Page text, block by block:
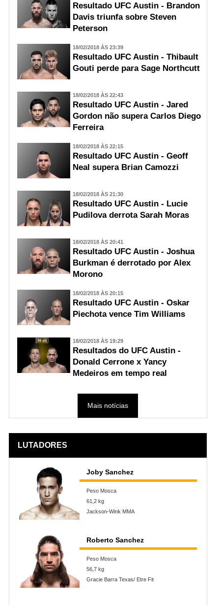
Resultado UFC Austin - Brandon
Davis triunfa sobre Steven
Peterson
18/02/2018 ÀS 23:39
Resultado UFC Austin - Thibault
Gouti perde para Sage Northcutt
18/02/2018 ÀS 22:43
Resultado UFC Austin - Jared
Gordon não supera Carlos Diego
Ferreira
18/02/2018 ÀS 22:15
Resultado UFC Austin - Geoff
Neal supera Brian Camozzi
18/02/2018 ÀS 21:30
Resultado UFC Austin - Lucie
Pudilova derrota Sarah Moras
18/02/2018 ÀS 20:41
Resultado UFC Austin - Joshua
Burkman é derrotado por Alex
Morono
18/02/2018 ÀS 20:15
Resultado UFC Austin - Oskar
Piechota vence Tim Williams
18/02/2018 ÀS 19:29
Resultados do UFC Austin -
Donald Cerrone x Yancy
Medeiros em tempo real
Mais notícias
LUTADORES
Joby Sanchez
Peso Mosca
61,2 kg
Jackson-Wink MMA
Roberto Sanchez
Peso Mosca
56,7 kg
Gracie Barra Texas/ Etre Fit